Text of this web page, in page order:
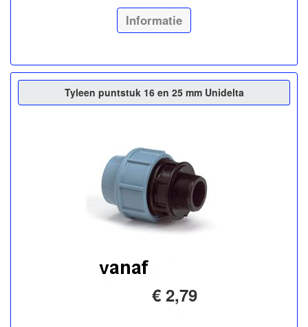
Informatie
Tyleen puntstuk 16 en 25 mm Unidelta
€ 2,79